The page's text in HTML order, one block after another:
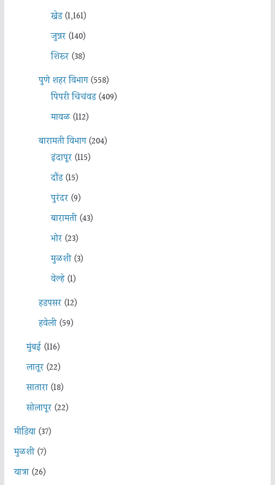
खेड(1,161)
जुन्नर(140)
शिरूर(38)
पुणे शहर विभाग(558)
पिंपरी चिचंवड(409)
मावळ(112)
बारामती विभाग(204)
इंदापूर(115)
दौंड(15)
पुरंदर(9)
बारामती(43)
भोर(23)
मुळशी(3)
वेल्हे(1)
हडपसर(12)
हवेली(59)
मुंबई(116)
लातूर(22)
सातारा(18)
सोलापूर(22)
मीडिया(37)
मुळशी(7)
यात्रा(26)